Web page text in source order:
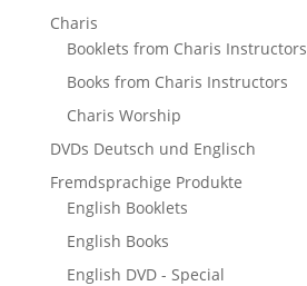
Charis
Booklets from Charis Instructors
Books from Charis Instructors
Charis Worship
DVDs Deutsch und Englisch
Fremdsprachige Produkte
English Booklets
English Books
English DVD - Special